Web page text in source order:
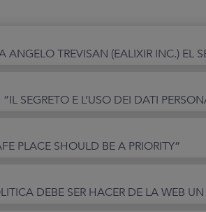
SEGRETO È L’USO DEI DATI
PLACE SHOULD BE A PRIORITY”
DEBE SER HACER DE LA WEB